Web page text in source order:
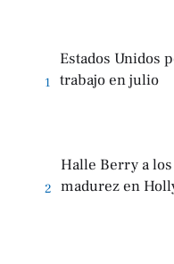
1
Estados Unidos
trabajo en julio
2
Halle Berry a
madurez en